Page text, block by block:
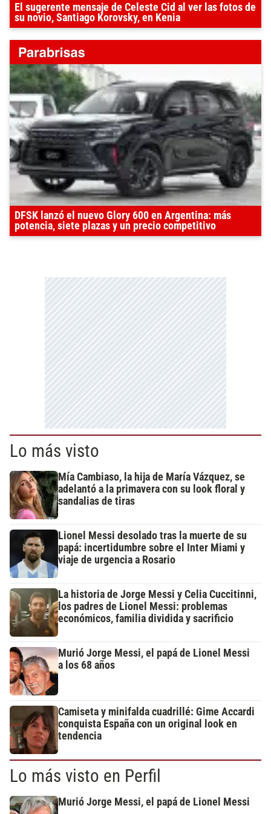
El sugerente mensaje de Celeste Cid al ver las fotos de
su novio, Santiago Korovsky, en Kenia
DFSK lanzó el nuevo Glory 600 en Argentina: más
potencia, siete plazas y un precio competitivo
Lo más visto
Mía Cambiaso, la hija de María Vázquez, se
adelantó a la primavera con su look floral y
sandalias de tiras
Lionel Messi desolado tras la muerte de su
papá: incertidumbre sobre el Inter Miami y
viaje de urgencia a Rosario
La historia de Jorge Messi y Celia Cuccitinni,
los padres de Lionel Messi: problemas
económicos, familia dividida y sacrificio
Murió Jorge Messi, el papá de Lionel Messi
a los 68 años
Camiseta y minifalda cuadrillé: Gime Accardi
conquista España con un original look en
tendencia
Lo más visto en Perfil
Murió Jorge Messi, el papá de Lionel Messi